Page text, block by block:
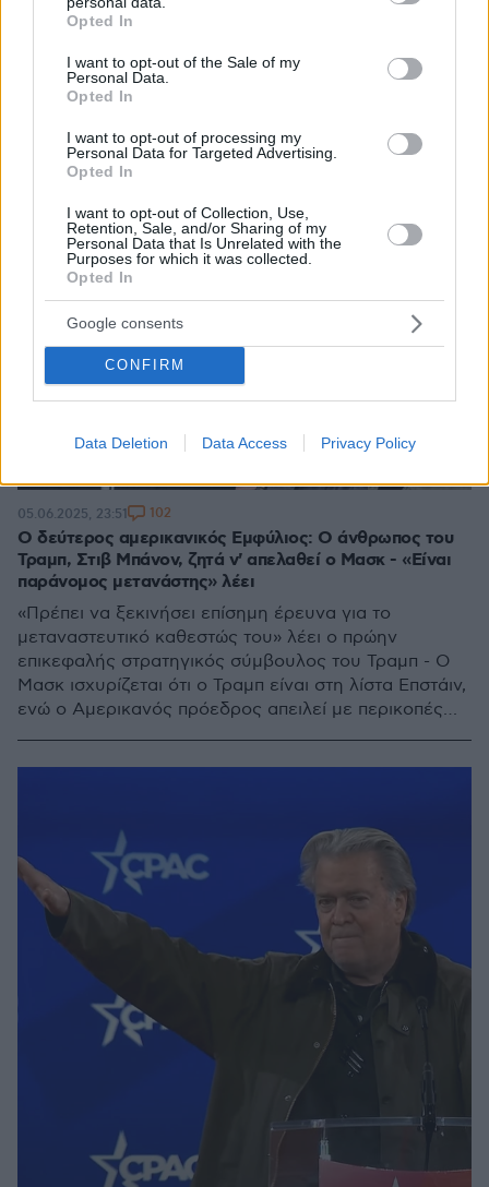
grant or deny consent to Google and its third-party tags to
use your data for below specified purposes in below Google
consent section.
Opted In
I want to opt-out of the Sale of my
Personal Data.
Opted In
I want to opt-out of processing my
Personal Data for Targeted Advertising.
Opted In
I want to opt-out of Collection, Use,
Retention, Sale, and/or Sharing of my
Personal Data that Is Unrelated with the
Purposes for which it was collected.
Opted In
Google consents
CONFIRM
Data Deletion Data Access Privacy Policy
Ο δεύτερος αμερικανικός Εμφύλιος: Ο άνθρωπος του
Τραμπ, Στιβ Μπάνον, ζητά ν' απελαθεί ο Μασκ - «Είναι
παράνομος μετανάστης» λέει
«Πρέπει να ξεκινήσει επίσημη έρευνα για το
μεταναστευτικό καθεστώς του» λέει ο πρώην
επικεφαλής στρατηγικός σύμβουλος του Τραμπ - Ο
Μασκ ισχυρίζεται ότι ο Τραμπ είναι στη λίστα Επστάιν,
ενώ ο Αμερικανός πρόεδρος απειλεί με περικοπές
05.06.2025, 23:51 102